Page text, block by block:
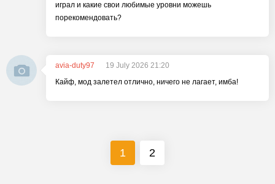
играл и какие свои любимые уровни можешь
порекомендовать?
avia-duty97
19 July 2026 21:20
Кайф, мод залетел отлично, ничего не лагает, имба!
1 2